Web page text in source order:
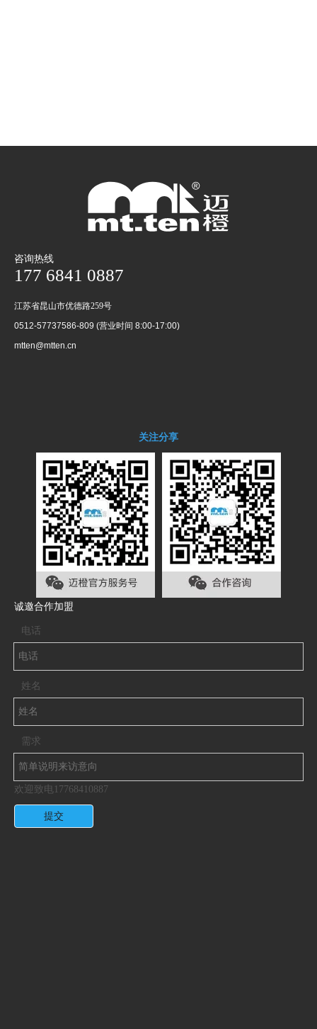
咨询热线
177 6841 0887
江苏省昆山市优德路259号
0512-57737586-809 (营业时间 8:00-17:00)
mtten@mtten.cn
关注分享
诚邀合作加盟
电话
姓名
需求
欢迎致电17768410887
提交